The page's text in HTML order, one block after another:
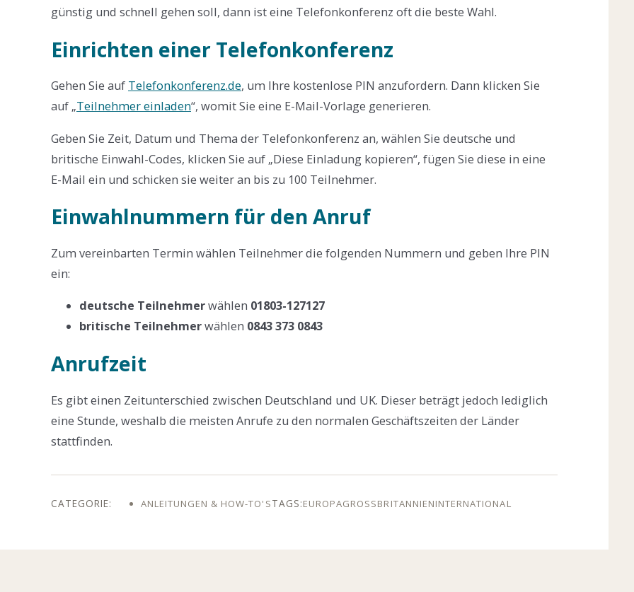
günstig und schnell gehen soll, dann ist eine Telefonkonferenz oft die beste Wahl.
Einrichten einer Telefonkonferenz
Gehen Sie auf Telefonkonferenz.de, um Ihre kostenlose PIN anzufordern. Dann klicken Sie
auf „Teilnehmer einladen“, womit Sie eine E-Mail-Vorlage generieren.
Geben Sie Zeit, Datum und Thema der Telefonkonferenz an, wählen Sie deutsche und
britische Einwahl-Codes, klicken Sie auf „Diese Einladung kopieren“, fügen Sie diese in eine
E-Mail ein und schicken sie weiter an bis zu 100 Teilnehmer.
Einwahlnummern für den Anruf
Zum vereinbarten Termin wählen Teilnehmer die folgenden Nummern und geben Ihre PIN
ein:
deutsche Teilnehmerwählen 01803-127127
britische Teilnehmerwählen 0843 373 0843
Anrufzeit
Es gibt einen Zeitunterschied zwischen Deutschland und UK. Dieser beträgt jedoch lediglich
eine Stunde, weshalb die meisten Anrufe zu den normalen Geschäftszeiten der Länder
stattfinden.
ANLEITUNGEN & HOW-TO'S EUROPAGROSSBRITANNIENINTERNATIONAL